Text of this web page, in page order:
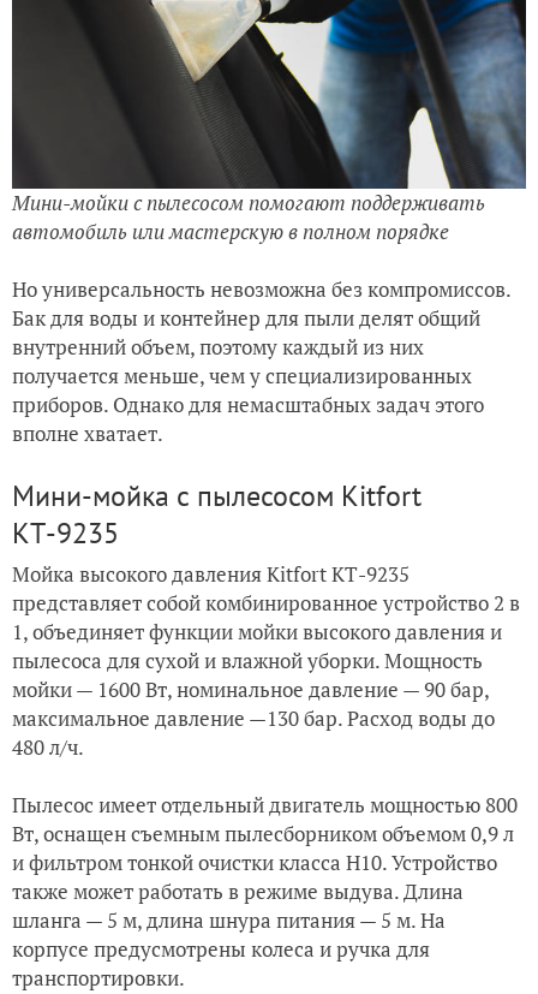
Мини-мойки с пылесосом помогают поддерживать
автомобиль или мастерскую в полном порядке
Но универсальность невозможна без компромиссов.
Бак для воды и контейнер для пыли делят общий
внутренний объем, поэтому каждый из них
получается меньше, чем у специализированных
приборов. Однако для немасштабных задач этого
вполне хватает.
Мини-мойка с пылесосом Kitfort
КТ-9235
Мойка высокого давления Kitfort КТ-9235
представляет собой комбинированное устройство 2 в
1, объединяет функции мойки высокого давления и
пылесоса для сухой и влажной уборки. Мощность
мойки — 1600 Вт, номинальное давление — 90 бар,
максимальное давление —130 бар. Расход воды до
480 л/ч.
Пылесос имеет отдельный двигатель мощностью 800
Вт, оснащен съемным пылесборником объемом 0,9 л
и фильтром тонкой очистки класса Н10. Устройство
также может работать в режиме выдува. Длина
шланга — 5 м, длина шнура питания — 5 м. На
корпусе предусмотрены колеса и ручка для
транспортировки.